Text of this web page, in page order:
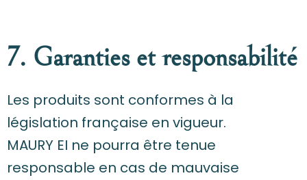
7. Garanties et responsabilité
Les produits sont conformes à la
législation française en vigueur.
MAURY EI ne pourra être tenue
responsable en cas de mauvaise